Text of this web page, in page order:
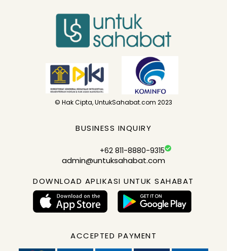
© Hak Cipta, UntukSahabat.com 2023
BUSINESS INQUIRY
+62 811-8880-9315
admin@untuksahabat.com
DOWNLOAD APLIKASI UNTUK SAHABAT
ACCEPTED PAYMENT